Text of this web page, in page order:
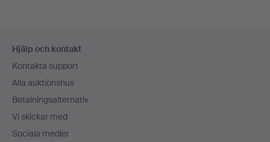
Hjälp och kontakt
Kontakta support
Alla auktionshus
Betalningsalternativ
Vi skickar med
Sociala medier